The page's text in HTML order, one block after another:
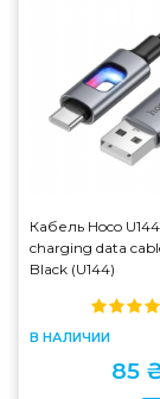
Кабель Hoco
charging data
Black (U144)
В НАЛИЧИИ
85